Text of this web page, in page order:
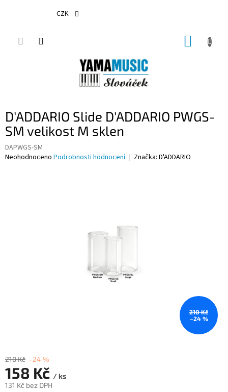
CZK
D'ADDARIO Slide D'ADDARIO PWGS-
SM velikost M sklen
DAPWGS-SM
Průměrné
Neohodnoceno Podrobnosti hodnocení Značka: D'ADDARIO
210 Kč
–24 %
210 Kč –24 %
158 Kč / ks
131 Kč bez DPH